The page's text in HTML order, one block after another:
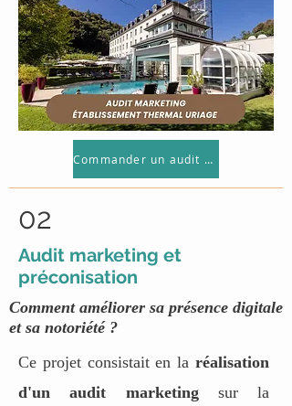
Commander un audit marketing
02
Audit marketing et
préconisation
Comment améliorer sa présence digitale
et sa notoriété ?
Ce projet consistait en la réalisation
d'un audit marketingsur la